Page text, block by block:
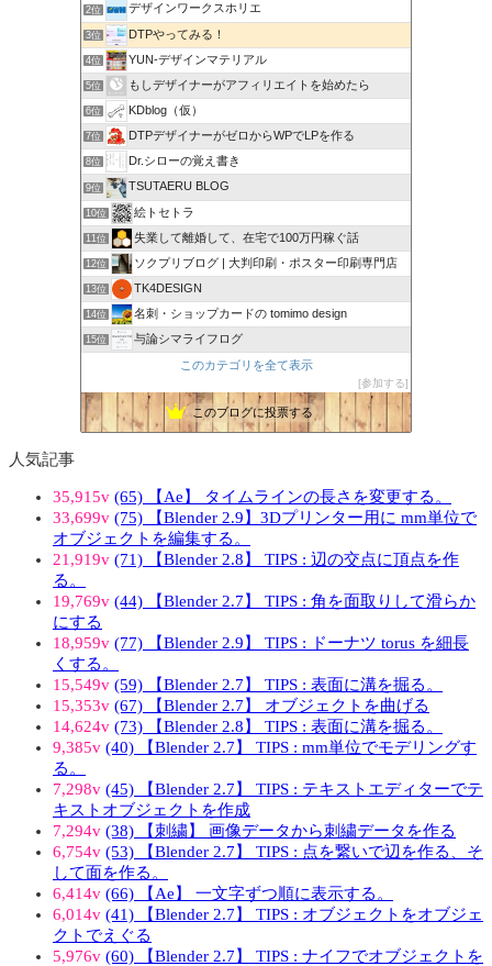
2位 デザインワークスホリエ
3位 DTPやってみる！
4位 YUN-デザインマテリアル
5位 もしデザイナーがアフィリエイトを始めたら
6位 KDblog（仮）
7位 DTPデザイナーがゼロからWPでLPを作る
8位 Dr.シローの覚え書き
9位 TSUTAERU BLOG
10位 絵トセトラ
11位 失業して離婚して、在宅で100万円稼ぐ話
12位 ソクプリブログ | 大判印刷・ポスター印刷専門店
13位 TK4DESIGN
14位 名刺・ショップカードの tomimo design
15位
与論シマライフログ
このカテゴリを全て表示
参加する
このブログに投票する
人気記事
35,915v (65) 【Ae】 タイムラインの長さを変更する。
33,699v (75) 【Blender 2.9】3Dプリンター用に mm単位で
オブジェクトを編集する。
21,919v (71) 【Blender 2.8】 TIPS : 辺の交点に頂点を作
る。
19,769v (44) 【Blender 2.7】 TIPS : 角を面取りして滑らか
にする
18,959v (77) 【Blender 2.9】 TIPS : ドーナツ torus を細長
くする。
15,549v (59) 【Blender 2.7】 TIPS : 表面に溝を掘る。
15,353v (67) 【Blender 2.7】 オブジェクトを曲げる
14,624v (73) 【Blender 2.8】 TIPS : 表面に溝を掘る。
9,385v (40) 【Blender 2.7】 TIPS : mm単位でモデリングす
る。
7,298v (45) 【Blender 2.7】 TIPS : テキストエディターでテ
キストオブジェクトを作成
7,294v (38) 【刺繍】 画像データから刺繍データを作る
6,754v (53) 【Blender 2.7】 TIPS : 点を繋いで辺を作る、そ
して面を作る。
6,414v (66) 【Ae】 一文字ずつ順に表示する。
6,014v (41) 【Blender 2.7】 TIPS : オブジェクトをオブジェ
クトでえぐる
5,976v (60) 【Blender 2.7】 TIPS : ナイフでオブジェクトを